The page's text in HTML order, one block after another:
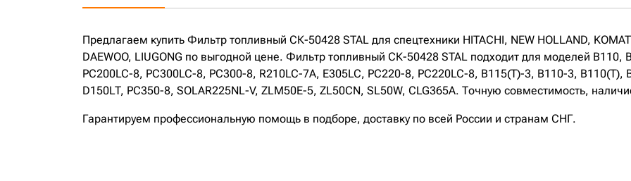
Предлагаем купить Фильтр топливный СК-50428 STAL для спецтехники HITACHI, NEW HOLLAND,
DAEWOO, LIUGONG по выгодной цене. Фильтр топливный СК-50428 STAL подходит для моделей B110,
PC200LC-8, PC300LC-8, PC300-8, R210LC-7A, E305LC, PC220-8, PC220LC-8, B115(T)-3, B110-3,
D150LT, PC350-8, SOLAR225NL-V, ZLM50E-5, ZL50CN, SL50W, CLG365A. Точную совместимость,
Гарантируем профессиональную помощь в подборе, доставку по всей России и странам СНГ.